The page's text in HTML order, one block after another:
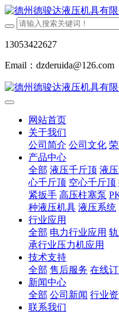
13053422627
Email：dzderuida@126.com
网站首页
关于我们
公司简介 公司文化
产品中心
全部 液压千斤顶 液
心千斤顶 空心千斤顶
紧扳手 高压柱塞泵
种液压机具 液压系统
行业应用
全部 电力行业应用
承行业压力机应用
技术支持
全部 售后服务 在线
新闻中心
全部 公司新闻 行业
联系我们